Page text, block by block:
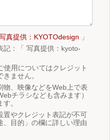
真提供：KYOTOdesign 」
記：「 写真提供：kyoto-
用についてはクレジット
ません。
、映像などをWeb上で表
チラシなども含みます）
。
やクレジット表記が不可
、目的」の欄に詳しい理由